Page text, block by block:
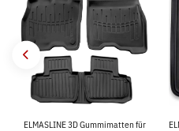
ELMASLINE 3D Gummimatten für